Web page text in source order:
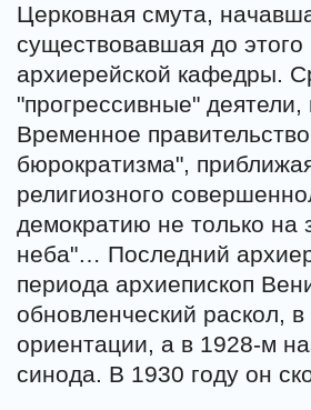
Церковная смута,
существовавшая до
архиерейской кафедры.
"прогрессивные"
Временное
бюрократизма",
религиозного
демократию не только
неба"… Последний
периода архиепископ
обновленческий раскол,
ориентации, а в 1928-м
синода. В 1930 году он